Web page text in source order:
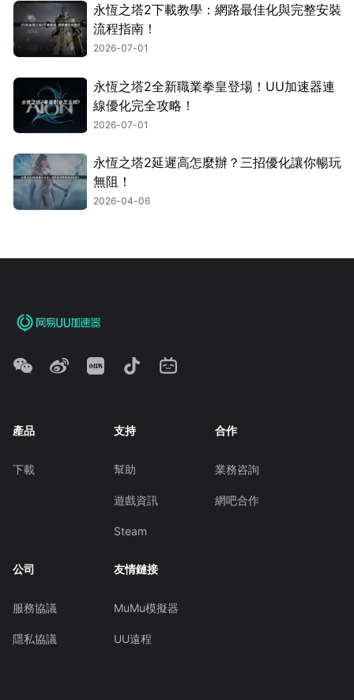
永恆之塔2下載教學：網路最佳化與完整安裝
流程指南！
2026-07-01
永恆之塔2全新職業拳皇登場！UU加速器連
線優化完全攻略！
2026-07-01
永恆之塔2延遲高怎麼辦？三招優化讓你暢玩
無阻！
2026-04-06
產品
下載
支持
幫助
遊戲資訊
Steam
合作
業務咨詢
網吧合作
公司
服務協議
隱私協議
友情鏈接
MuMu模擬器
UU遠程